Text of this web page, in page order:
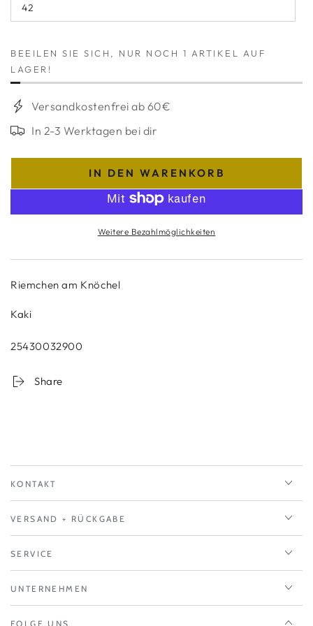
nicht
verfügbar
42
Variante
ausverkauft
verfügbar
BEEILEN SIE SICH, NUR NOCH 1 ARTIKEL AUF
LAGER!
Versandkostenfrei ab 60€
In 2-3 Werktagen bei dir
IN DEN WARENKORB
Weitere Bezahlmöglichkeiten
Riemchen am Knöchel
Kaki
25430032900
Share
KONTAKT
VERSAND + RÜCKGABE
SERVICE
UNTERNEHMEN
FOLGE UNS